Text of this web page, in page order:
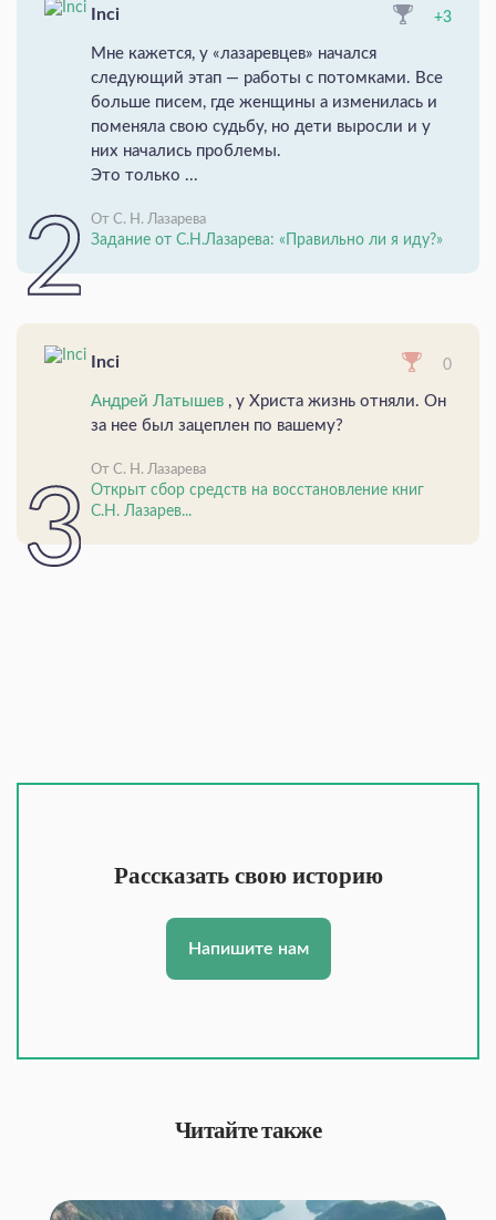
Inci +3
Мне кажется, у «лазаревцев» начался
следующий этап — работы с потомками. Все
больше писем, где женщины а изменилась и
поменяла свою судьбу, но дети выросли и у
них начались проблемы.
Это только ...
От С. Н. Лазарева
Задание от С.Н.Лазарева: «Правильно ли я иду?»
Inci 0
Андрей Латышев , у Христа жизнь отняли. Он
за нее был зацеплен по вашему?
От С. Н. Лазарева
Открыт сбор средств на восстановление книг
С.Н. Лазарев...
Рассказать свою историю
Напишите нам
Читайте также